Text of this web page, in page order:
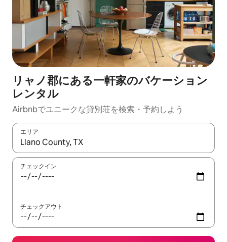
リャノ郡にある一軒家のバケーション
レンタル
Airbnbでユニークな貸別荘を検索・予約しよう
エリア
検索結果が表示されたら、上下の矢印キーを使って移動するか
チェックイン
チェックアウト